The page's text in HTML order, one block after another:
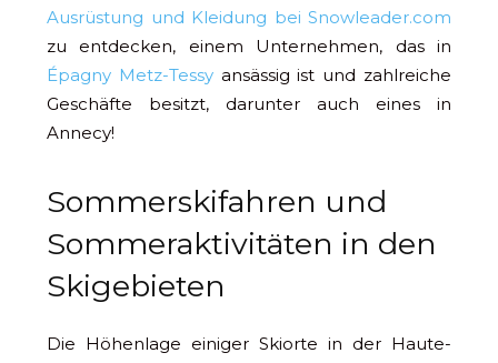
Ausrüstung und Kleidung bei Snowleader.com
zu entdecken, einem Unternehmen, das in
Épagny Metz-Tessyansässig ist und zahlreiche
Geschäfte besitzt, darunter auch eines in
Annecy!
Sommerskifahren und
Sommeraktivitäten in den
Skigebieten
Die Höhenlage einiger Skiorte in der Haute-